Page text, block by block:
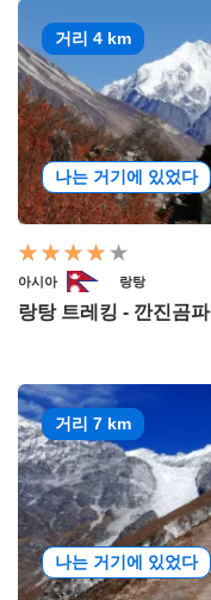
거리 4 km
나는 거기에 있었다
아시아 랑탕
랑탕 트레킹 - 깐진곰파
거리 7 km
나는 거기에 있었다